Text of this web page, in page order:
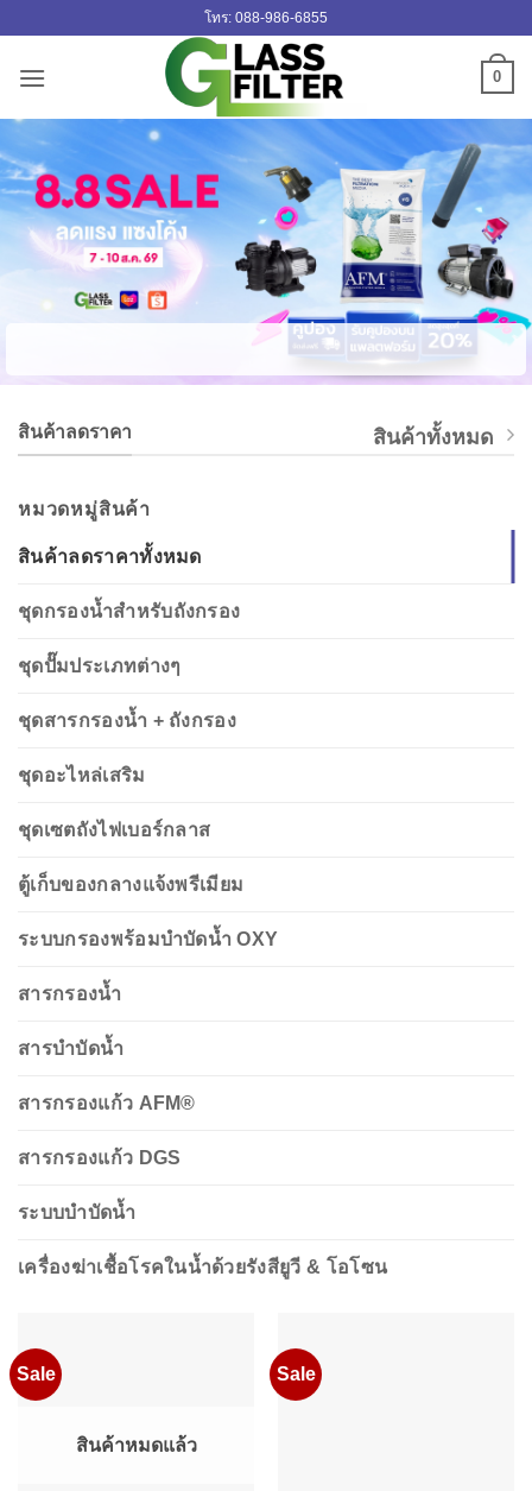
โทร: 088-986-6855
0
สินค้าลดราคา สินค้าทั้งหมด
หมวดหมู่สินค้า
สินค้าลดราคาทั้งหมด
ชุดกรองน้ำสำหรับถังกรอง
ชุดปั๊มประเภทต่างๆ
ชุดสารกรองน้ำ + ถังกรอง
ชุดอะไหล่เสริม
ชุดเซตถังไฟเบอร์กลาส
ตู้เก็บของกลางแจ้งพรีเมียม
ระบบกรองพร้อมบำบัดน้ำ OXY
สารกรองน้ำ
สารบำบัดน้ำ
สารกรองแก้ว AFM®
สารกรองแก้ว DGS
ระบบบำบัดน้ำ
เครื่องฆ่าเชื้อโรคในน้ำด้วยรังสียูวี & โอโซน
Sale
สินค้าหมดแล้ว
Sale